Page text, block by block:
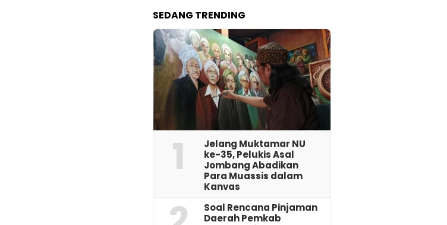
SEDANG TRENDING
1
Jelang Muktamar NU
ke-35, Pelukis Asal
Jombang Abadikan
Para Muassis dalam
Kanvas
‎Soal Rencana Pinjaman
Daerah Pemkab